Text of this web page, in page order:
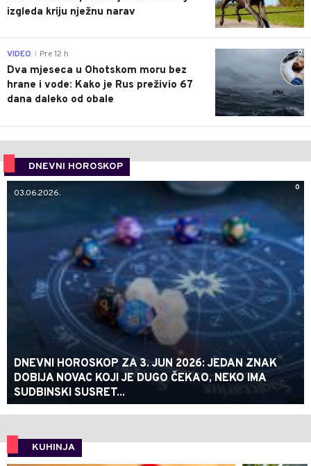
izgleda kriju nježnu narav
0
VIDEO Pre 12 h
Dva mjeseca u Ohotskom moru bez
hrane i vode: Kako je Rus preživio 67
dana daleko od obale
DNEVNI HOROSKOP
0
03.06.2026.
DNEVNI HOROSKOP ZA 3. JUN 2026: JEDAN ZNAK
DOBIJA NOVAC KOJI JE DUGO ČEKAO, NEKO IMA
SUDBINSKI SUSRET...
KUHINJA